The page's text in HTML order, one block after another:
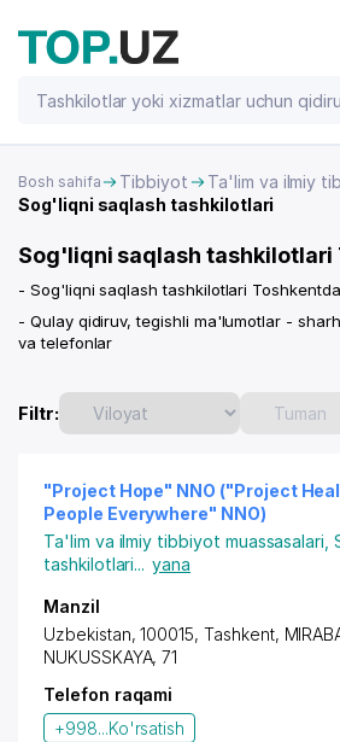
Bosh sahifa Tibbiyot
Ta'lim va ilmiy
Sog'liqni saqlash tashkilotlari
Sog'liqni saqlash tashkilotlari
- Sog'liqni saqlash tashkilotlari
- Qulay qidiruv, tegishli ma'lumotlar -
va telefonlar
Filtr:
"Project Hope" NNO ("Project
People Everywhere" NNO)
Ta'lim va ilmiy tibbiyot muassasalari ,
tashkilotlari... yana
Manzil
Uzbekistan, 100015, Tashkent,
NUKUSSKAYA, 71
Telefon raqami
+998...Ko'rsatish